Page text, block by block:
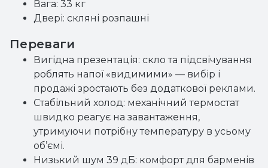
Вага: 33 кг
Двері: скляні розпашні
Переваги
Вигідна презентація: скло та підсвічування
роблять напої «видимими» — вибір і
продажі зростають без додаткової реклами.
Стабільний холод: механічний термостат
швидко реагує на завантаження,
утримуючи потрібну температуру в усьому
об’ємі.
Низький шум 39 дБ: комфорт для барменів